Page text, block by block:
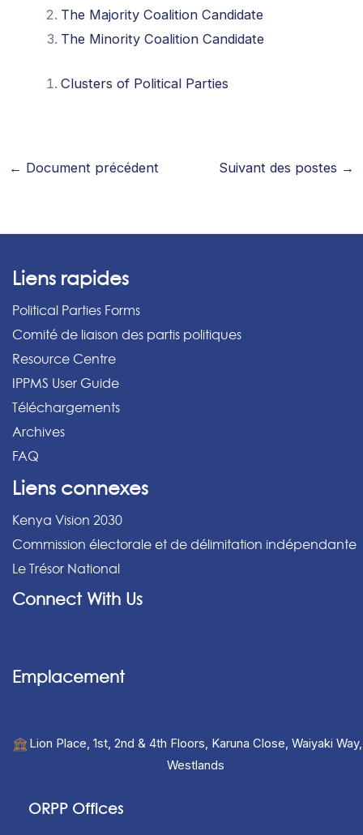
The Majority Coalition Candidate
The Minority Coalition Candidate
Clusters of Political Parties
← Document précédent Suivant des postes →
Liens rapides
Political Parties Forms
Comité de liaison des partis politiques
Resource Centre
IPPMS User Guide
Téléchargements
Archives
FAQ
Liens connexes
Kenya Vision 2030
Commission électorale et de délimitation indépendante
Le Trésor National
Connect With Us
Emplacement
Lion Place, 1st, 2nd & 4th Floors, Karuna Close, Waiyaki Way,
Westlands
ORPP Offices